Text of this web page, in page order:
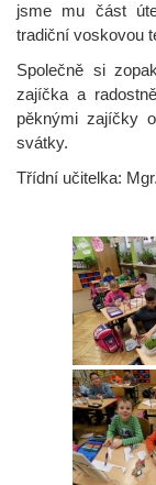
jsme mu část
tradiční voskovou
Společně si
zajíčka a
pěknými zajíčky
svátky.
Třídní učitelka: